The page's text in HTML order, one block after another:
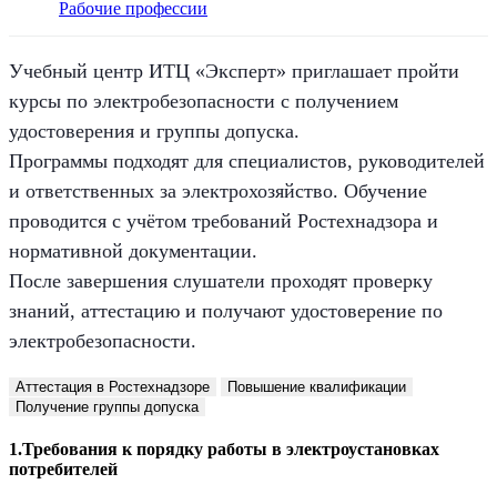
Рабочие профессии
Учебный центр ИТЦ «Эксперт» приглашает пройти
курсы по электробезопасности с получением
удостоверения и группы допуска.
Программы подходят для специалистов, руководителей
и ответственных за электрохозяйство. Обучение
проводится с учётом требований Ростехнадзора и
нормативной документации.
После завершения слушатели проходят проверку
знаний, аттестацию и получают удостоверение по
электробезопасности.
Аттестация в Ростехнадзоре
Повышение квалификации
Получение группы допуска
1.Требования к порядку работы в электроустановках
потребителей